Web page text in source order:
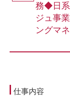
務◆日系
ジュ事
ングマ
仕事内容